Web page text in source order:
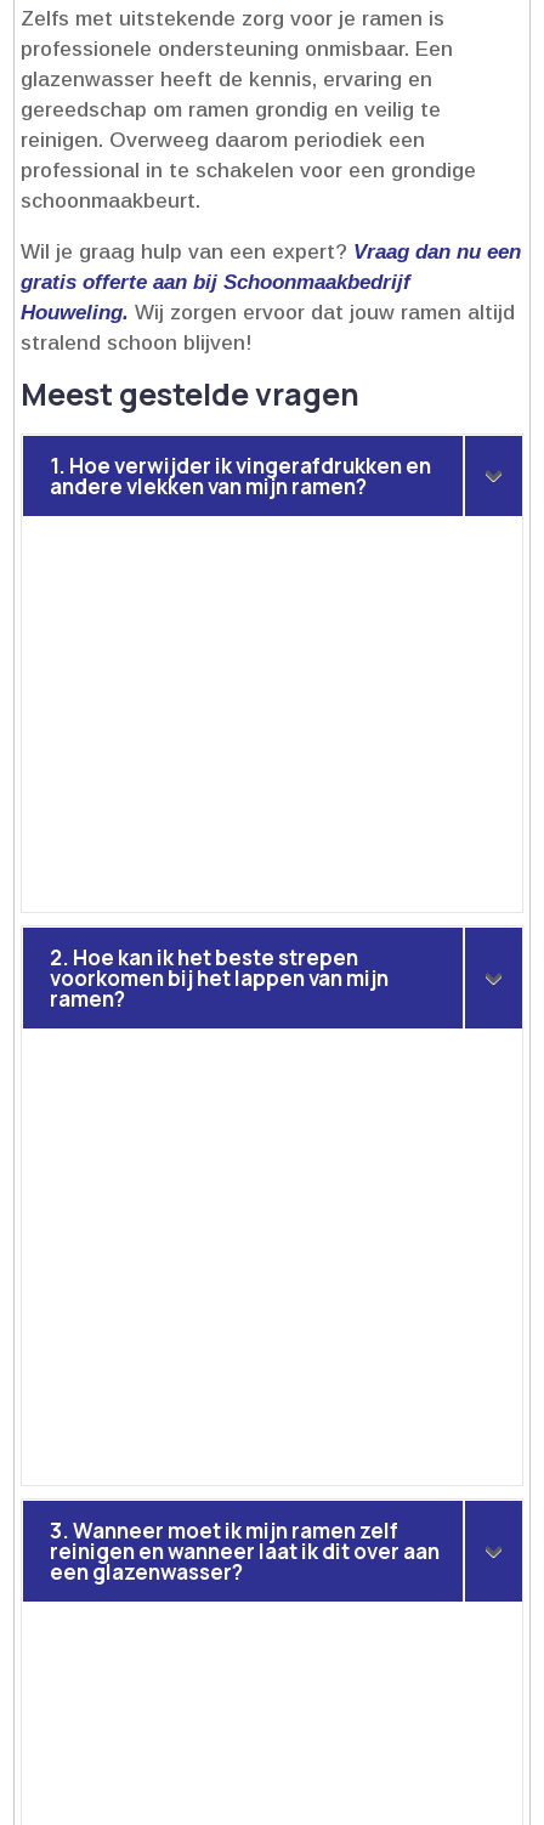
Zelfs met uitstekende zorg voor je ramen is
professionele ondersteuning onmisbaar.​ Een
glazenwasser heeft de kennis, ervaring en
gereedschap om ramen grondig en veilig te
reinigen.​ Overweeg daarom periodiek een
professional in te schakelen voor een grondige
schoonmaakbeurt.​
Wil je graag hulp van een expert? Vraag dan nu een
gratis offerte aan bij Schoonmaakbedrijf
Houweling.​ Wij zorgen ervoor dat jouw ramen altijd
stralend schoon blijven!
Meest gestelde vragen
1. Hoe verwijder ik vingerafdrukken en
andere vlekken van mijn ramen?
2. Hoe kan ik het beste strepen
voorkomen bij het lappen van mijn
ramen?
3. Wanneer moet ik mijn ramen zelf
reinigen en wanneer laat ik dit over aan
een glazenwasser?